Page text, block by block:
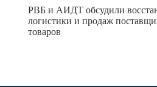
РВБ и АИДТ обсудили
логистики и продаж
товаров